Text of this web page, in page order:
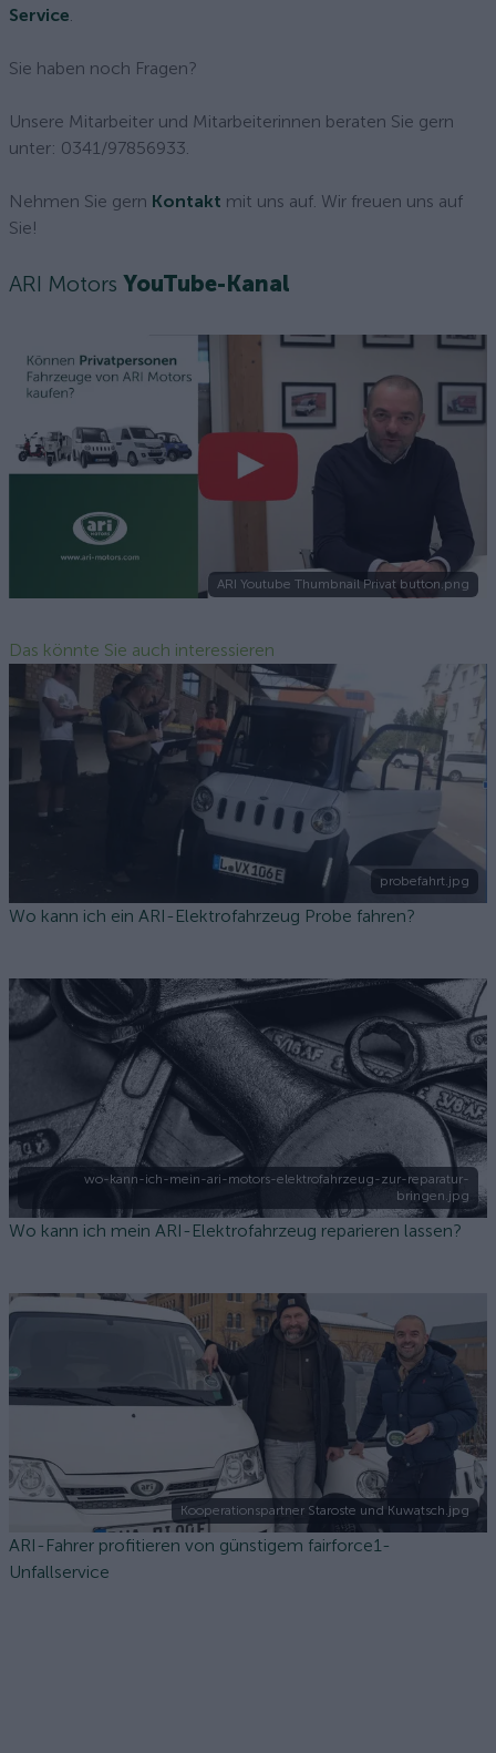
Service.
Sie haben noch Fragen?
Unsere Mitarbeiter und Mitarbeiterinnen beraten Sie gern
unter: 0341/97856933.
Nehmen Sie gern Kontakt mit uns auf. Wir freuen uns auf
Sie!
ARI Motors YouTube-Kanal
ARI Youtube Thumbnail Privat button.png
Das könnte Sie auch interessieren
probefahrt.jpg
Wo kann ich ein ARI-Elektrofahrzeug Probe fahren?
wo-kann-ich-mein-ari-motors-elektrofahrzeug-zur-reparatur-
bringen.jpg
Wo kann ich mein ARI-Elektrofahrzeug reparieren lassen?
Kooperationspartner Staroste und Kuwatsch.jpg
ARI-Fahrer profitieren von günstigem fairforce1-
Unfallservice